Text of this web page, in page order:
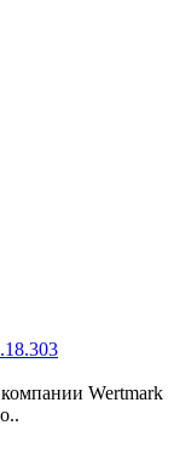
Wertmark